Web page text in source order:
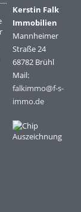
Kerstin Falk
Immobilien
Mannheimer
Straße 24
68782 Brühl
Mail:
falkimmo@f-s-
immo.de